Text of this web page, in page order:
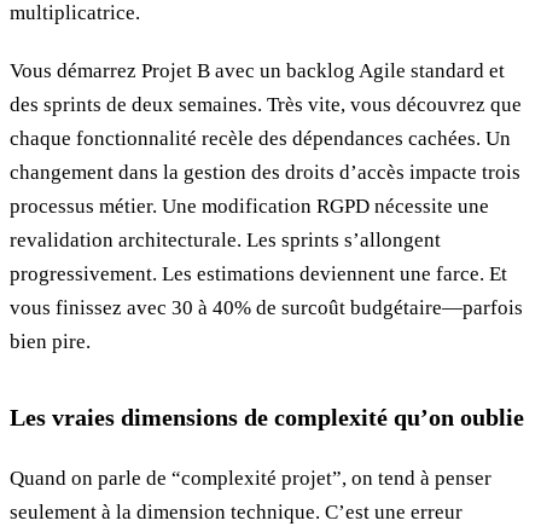
multiplicatrice.
Vous démarrez Projet B avec un backlog Agile standard et
des sprints de deux semaines. Très vite, vous découvrez que
chaque fonctionnalité recèle des dépendances cachées. Un
changement dans la gestion des droits d’accès impacte trois
processus métier. Une modification RGPD nécessite une
revalidation architecturale. Les sprints s’allongent
progressivement. Les estimations deviennent une farce. Et
vous finissez avec 30 à 40% de surcoût budgétaire—parfois
bien pire.
Les vraies dimensions de complexité qu’on oublie
Quand on parle de “complexité projet”, on tend à penser
seulement à la dimension technique. C’est une erreur